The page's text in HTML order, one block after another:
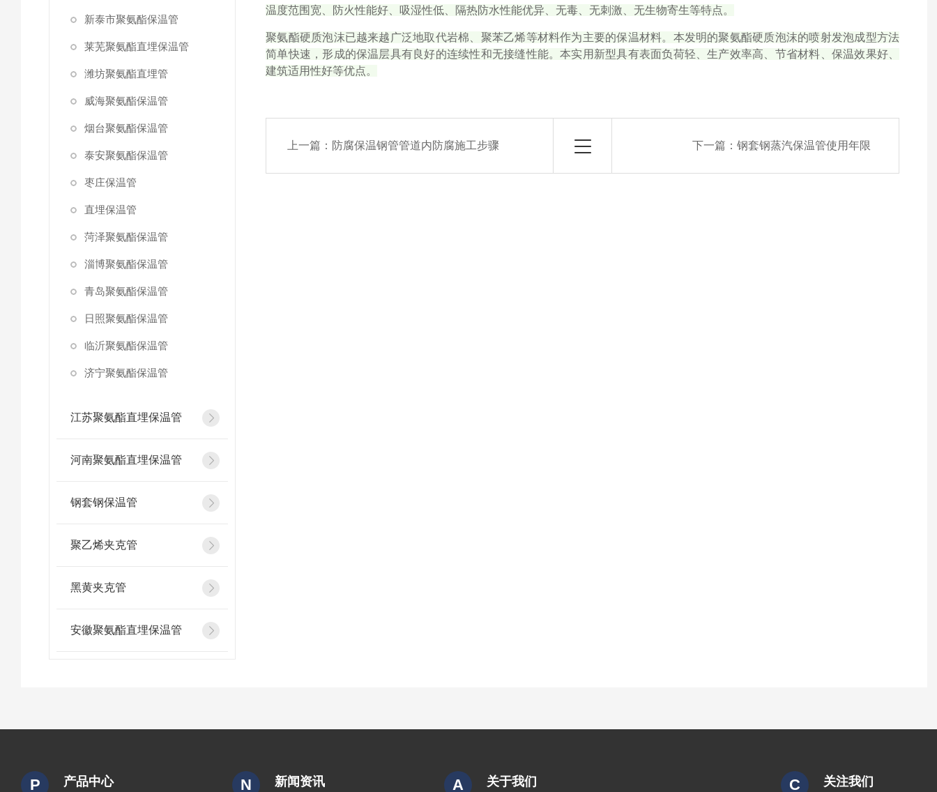
新泰市聚氨酯保温管
莱芜聚氨酯直埋保温管
潍坊聚氨酯直埋管
威海聚氨酯保温管
烟台聚氨酯保温管
泰安聚氨酯保温管
枣庄保温管
直埋保温管
菏泽聚氨酯保温管
淄博聚氨酯保温管
青岛聚氨酯保温管
日照聚氨酯保温管
临沂聚氨酯保温管
济宁聚氨酯保温管
江苏聚氨酯直埋保温管
河南聚氨酯直埋保温管
钢套钢保温管
聚乙烯夹克管
黑黄夹克管
安徽聚氨酯直埋保温管
温度范围宽、防火性能好、吸湿性低、隔热防水性能优异、无毒、无刺激、无生物寄生等特点。
聚氨酯硬质泡沫已越来越广泛地取代岩棉、聚苯乙烯等材料作为主要的保温材料。本发明的聚氨酯硬质泡沫的喷射发泡成型方法
简单快速，形成的保温层具有良好的连续性和无接缝性能。本实用新型具有表面负荷轻、生产效率高、节省材料、保温效果好、
建筑适用性好等优点。
上一篇： 防腐保温钢管管道内防腐施工步骤 下一篇： 钢套钢蒸汽保温管使用年限
P 产品中心 N 新闻资讯 A 关于我们 C 关注我们